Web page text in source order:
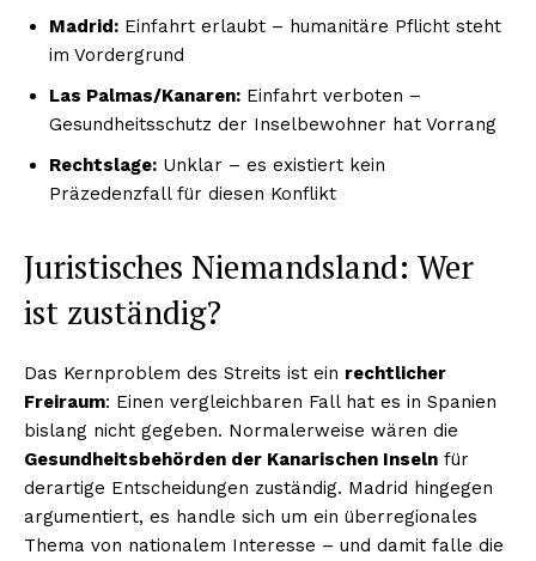
Madrid: Einfahrt erlaubt – humanitäre Pflicht steht
im Vordergrund
Las Palmas/Kanaren: Einfahrt verboten –
Gesundheitsschutz der Inselbewohner hat Vorrang
Rechtslage: Unklar – es existiert kein
Präzedenzfall für diesen Konflikt
Juristisches Niemandsland: Wer
ist zuständig?
Das Kernproblem des Streits ist ein rechtlicher
Freiraum: Einen vergleichbaren Fall hat es in Spanien
bislang nicht gegeben. Normalerweise wären die
Gesundheitsbehörden der Kanarischen Inseln für
derartige Entscheidungen zuständig. Madrid hingegen
argumentiert, es handle sich um ein überregionales
Thema von nationalem Interesse – und damit falle die